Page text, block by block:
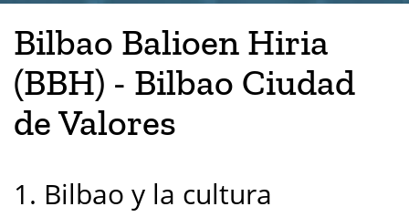
Bilbao Balioen Hiria
(BBH) - Bilbao Ciudad
de Valores
1. Bilbao y la cultura